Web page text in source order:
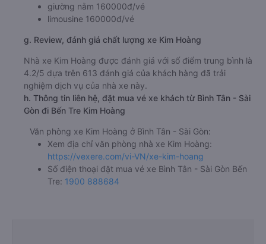
giường nằm 160000đ/vé
limousine 160000đ/vé
g. Review, đánh giá chất lượng xe Kim Hoàng
Nhà xe Kim Hoàng được đánh giá với số điểm trung bình là
4.2/5 dựa trên 613 đánh giá của khách hàng đã trải
nghiệm dịch vụ của nhà xe này.
h. Thông tin liên hệ, đặt mua vé xe khách từ Bình Tân - Sài
Gòn đi Bến Tre Kim Hoàng
Văn phòng xe Kim Hoàng ở Bình Tân - Sài Gòn:
Xem địa chỉ văn phòng nhà xe Kim Hoàng:
https://vexere.com/vi-VN/xe-kim-hoang
Số điện thoại đặt mua vé xe Bình Tân - Sài Gòn Bến
Tre: 1900 888684